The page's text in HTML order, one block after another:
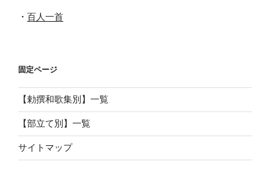
・ 百人一首
固定ページ
【勅撰和歌集別】一覧
【部立て別】一覧
サイトマップ